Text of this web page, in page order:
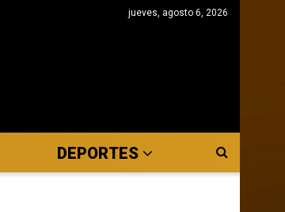
jueves, agosto 6, 2026
DEPORTES